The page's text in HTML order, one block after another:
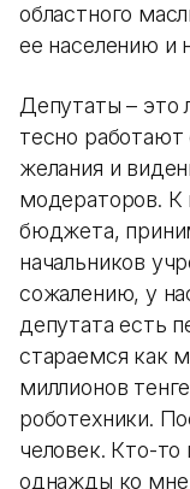
областного
ее населению и
Депутаты – это
тесно
желания и
модераторов.
бюджета,
начальников
сожалению, у
депутата есть
стараемся как
миллионов
роботехники.
человек. Кто-
однажды ко мне